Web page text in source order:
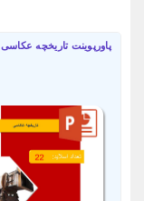
پاورپوینت تاریخچه عکاسی